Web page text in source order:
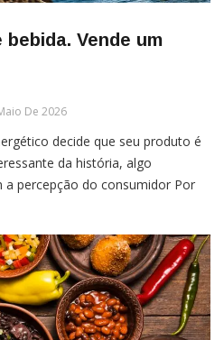
Vende um
De 2026
decide que seu produto é
da história, algo
percepção do consumidor Por
estou realmente […]